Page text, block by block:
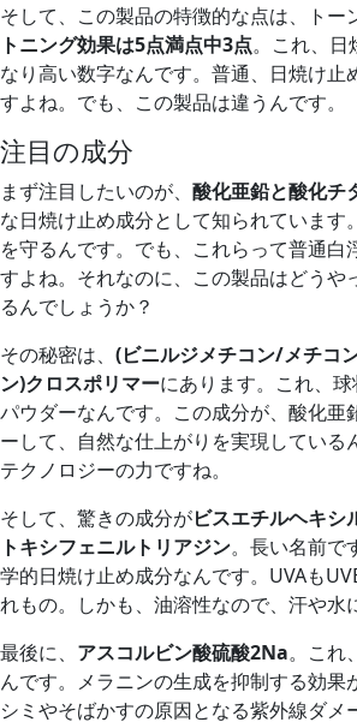
そして、この製品の特徴的な点は、トー
トニング効果は5点満点中3点。これ、日
なり高い数字なんです。普通、日焼け止
すよね。でも、この製品は違うんです。
注目の成分
まず注目したいのが、 酸化亜鉛と酸化チ
な日焼け止め成分として知られています
を守るんです。でも、これらって普通白
すよね。それなのに、この製品はどうや
るんでしょうか？
その秘密は、 (ビニルジメチコン/メチコ
ン)クロスポリマーにあります。これ、
パウダーなんです。この成分が、酸化亜
ーして、自然な仕上がりを実現している
テクノロジーの力ですね。
そして、驚きの成分がビスエチルヘキシ
トキシフェニルトリアジン。長い名前で
学的日焼け止め成分なんです。UVAも
れもの。しかも、油溶性なので、汗や水
最後に、 アスコルビン酸硫酸2Na。これ
んです。メラニンの生成を抑制する効果
シミやそばかすの原因となる紫外線ダメ